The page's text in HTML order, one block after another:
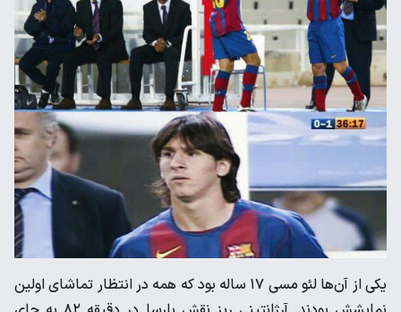
یکی از آن‌ها لئو مسی ۱۷ ساله بود که همه در انتظار تماشای اولین